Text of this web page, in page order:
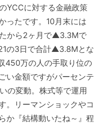
YCCに対する金融政策
ったです。10月末には
から2ヶ月で▲3.3Mで
の3日で合計▲3.8Mとな
450万の人の手取り位の
い金額ですがパーセンテ
の変動。株式等で運用
。リーマンショックやコ
か『結構動いたね～』程